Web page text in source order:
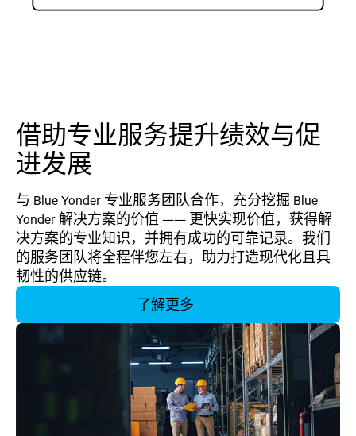
借助专业服务提升绩效与促
进发展
与 Blue Yonder 专业服务团队合作，充分挖掘 Blue
Yonder 解决方案的价值 —— 更快实现价值，获得解
决方案的专业知识，并拥有成功的可靠记录。我们
的服务团队将全程伴您左右，助力打造现代化且具
韧性的供应链。
了解更多